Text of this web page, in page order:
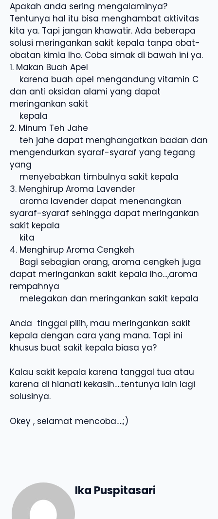
Apakah anda sering mengalaminya?
Tentunya hal itu bisa menghambat aktivitas
kita ya. Tapi jangan khawatir. Ada beberapa
solusi meringankan sakit kepala tanpa obat-
obatan kimia lho. Coba simak di bawah ini ya.
1. Makan Buah Apel
karena buah apel mengandung vitamin C
dan anti oksidan alami yang dapat
meringankan sakit
kepala
2. Minum Teh Jahe
teh jahe dapat menghangatkan badan dan
mengendurkan syaraf-syaraf yang tegang
yang
menyebabkan timbulnya sakit kepala
3. Menghirup Aroma Lavender
aroma lavender dapat menenangkan
syaraf-syaraf sehingga dapat meringankan
sakit kepala
kita
4. Menghirup Aroma Cengkeh
Bagi sebagian orang, aroma cengkeh juga
dapat meringankan sakit kepala lho…,aroma
rempahnya
melegakan dan meringankan sakit kepala
Anda tinggal pilih, mau meringankan sakit
kepala dengan cara yang mana. Tapi ini
khusus buat sakit kepala biasa ya?
Kalau sakit kepala karena tanggal tua atau
karena di hianati kekasih….tentunya lain lagi
solusinya.
Okey , selamat mencoba….;)
Ika Puspitasari